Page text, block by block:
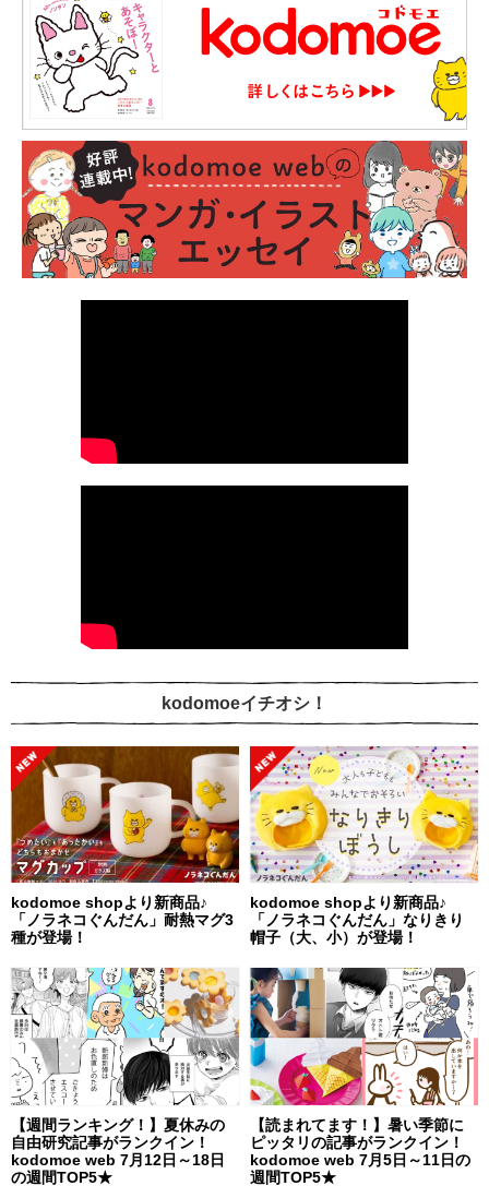
kodomoeイチオシ！
kodomoe shopより新商品♪
「ノラネコぐんだん」耐熱マグ3
種が登場！
kodomoe shopより新商品♪
「ノラネコぐんだん」なりきり
帽子（大、小）が登場！
【週間ランキング！】夏休みの
自由研究記事がランクイン！
kodomoe web 7月12日～18日
の週間TOP5★
【読まれてます！】暑い季節に
ピッタリの記事がランクイン！
kodomoe web 7月5日～11日の
週間TOP5★